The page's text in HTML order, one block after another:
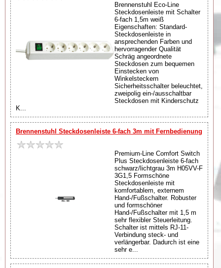
Brennenstuhl Eco-Line
Steckdosenleiste mit Schalter
6-fach 1,5m weiß
Eigenschaften: Standard-
Steckdosenleiste in
ansprechenden Farben und
hervorragender Qualität
Schräg angeordnete
Steckdosen zum bequemen
Einstecken von
Winkelsteckern
Sicherheitsschalter beleuchtet,
zweipolig ein-/ausschaltbar
Steckdosen mit Kinderschutz
K...
Brennenstuhl Steckdosenleiste 6-fach 3m mit Fernbedienung
Premium-Line Comfort Switch
Plus Steckdosenleiste 6-fach
schwarz/lichtgrau 3m H05VV-F
3G1,5 Formschöne
Steckdosenleiste mit
komfortablem, externem
Hand-/Fußschalter. Robuster
und formschöner
Hand-/Fußschalter mit 1,5 m
sehr flexibler Steuerleitung.
Schalter ist mittels RJ-11-
Verbindung steck- und
verlängerbar. Dadurch ist eine
sehr e...